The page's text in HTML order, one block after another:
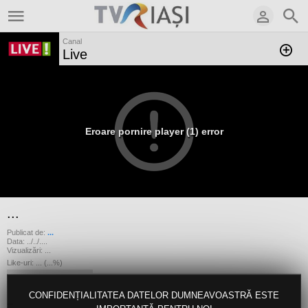
CONFIDENȚIALITATEA DATELOR DUMNEAVOASTRĂ ESTE
Canal
Live
Eroare pornire player (1) error
...
Publicat de: ...
Data:
../../....
Vizualizări:
Like-uri:
( %)